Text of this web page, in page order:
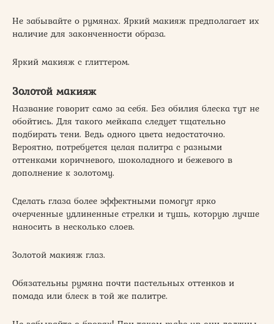
Не забывайте о румянах. Яркий макияж предполагает их
наличие для законченности образа.
Яркий макияж с глиттером.
Золотой макияж
Название говорит само за себя. Без обилия блеска тут не
обойтись. Для такого мейкапа следует тщательно
подбирать тени. Ведь одного цвета недостаточно.
Вероятно, потребуется целая палитра с разными
оттенками коричневого, шоколадного и бежевого в
дополнение к золотому.
Сделать глаза более эффектными помогут ярко
очерченные удлиненные стрелки и тушь, которую лучше
наносить в несколько слоев.
Золотой макияж глаз.
Обязательны румяна почти пастельных оттенков и
помада или блеск в той же палитре.